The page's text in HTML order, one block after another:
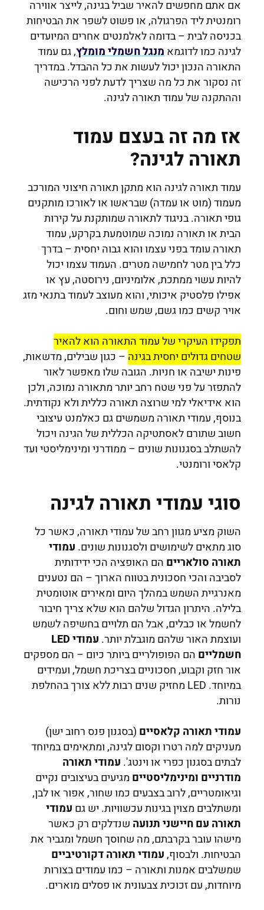
אם אתם מחפשים להאיר שביל בגינה, לייצר אווירה
רומנטית ליד הפרגולה, או פשוט לשפר את הבטיחות
בכניסה לבית – בדומה לאלמנטים אחרים המיועדים
לגינה כמו לדוגמאמנגל חשמלי מומלץ, גם עמוד
התאורה הנכון יכול לעשות את כל ההבדל. במדריך
זה נסקור את כל מה שצריך לדעת לפני הרכישה
וההתקנה של עמוד תאורה לגינה.
אז מה זה בעצם עמוד
תאורה לגינה?
עמוד תאורה לגינה הוא מתקן תאורה חיצוני המורכב
מעמוד (מוט או עמדה) שבראשו או לאורכו מותקנים
גופי תאורה. בניגוד לתאורה שמותקנת על קירות
הבית או תאורה נמוכה שמוטמעת בקרקע, עמוד
תאורה עומד בפני עצמו והוא גבוה יחסית – בדרך
כלל בין מטר לחמישה מטרים. העמוד עצמו יכול
להיות עשוי ממתכת, אלומיניום, נירוסטה, עץ או
אפילו פלסטיק איכותי, והוא מעוצב לעמוד בתנאי מזג
אויר קשים כמו גשם, שמש וחום.
תפקידו העיקרי של עמוד התאורה הוא להאיר
שטחים גדולים יחסית בגינה – כגון שבילים, מדשאות,
פינות ישיבה או חניות. הגובה שלו מאפשר לאור
להתפזר על פני שטח רחב יותר מתאורה נמוכה, ולכן
הוא אידיאלי למי שרוצה תאורה כללית ולא נקודתית.
בנוסף, עמודי תאורה משמשים גם כאלמנט עיצובי
חשוב שתורם לאסתטיקה הכללית של הגינה ויכול
להשתלב בסגנונות שונים – ממודרני ומינימליסטי ועד
קלאסי ורומנטי.
סוגי עמודי תאורה לגינה
השוק מציע מגוון רחב של עמודי תאורה, כאשר כל
סוג מתאים לשימושים ולסגנונות שונים. עמודי
תאורה סולאריים הם האופציה הכי ידידותית
לסביבה והכי חסכונית בטווח הארוך – הם נטענים
מאנרגיית השמש במהלך היום ומאירים אוטומטית
בלילה. היתרון הגדול שלהם הוא שלא צריך חיבור
לחשמל או כבלים, אבל הם תלויים בחשיפה לשמש
ועוצמת האור שלהם מוגבלת יותר.
עמודי LED
חשמליים הם הפופולריים ביותר כיום – הם מספקים
אור חזק וקבוע, חסכוניים בצריכת חשמל, ועמידים
במיוחד. LED מחזיק שנים רבות ללא צורך בהחלפת
נורות.
עמודי תאורה קלאסיים (בסגנון פנס רחוב ישן)
מעניקים למה רטרו וקסום לגינה, ומתאימים במיוחד
לבתים בסגנון כפרי או וינטג'. עמודי תאורה
מודרניים ומינימליסטיים מגיעים בעיצובים נקיים
וגיאומטריים, לרוב בצבעים כמו שחור, אפור או לבן,
ומשתלבים מצוין בגינות עכשוויות. יש גם עמודי
תאורה עם חיישני תנועה שנדלקים רק כאשר
מישהו עובר בקרבתם, מה שחוסך חשמל ומגביר את
הבטיחות. ולבסוף,עמודי תאורה דקורטיביים
שמשלבים אמנות ותאורה – כמו עמודים בצורות
מיוחדות, עם זכוכית צבעונית או פסלים מוארים.